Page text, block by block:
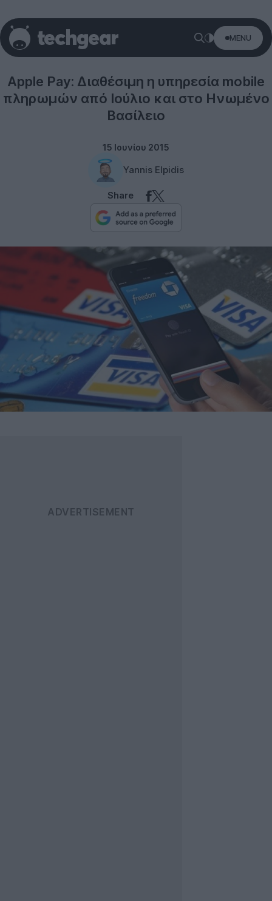
MENU
Apple Pay: Διαθέσιμη η υπηρεσία mobile
πληρωμών από Ιούλιο και στο Ηνωμένο
Βασίλειο
15 Ιουνίου 2015
Yannis Elpidis
Share